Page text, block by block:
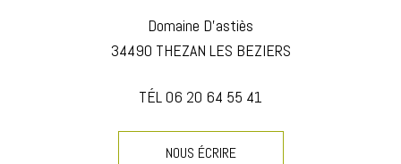
Domaine D'astiès
34490 THEZAN LES BEZIERS
TÉL 06 20 64 55 41
NOUS ÉCRIRE